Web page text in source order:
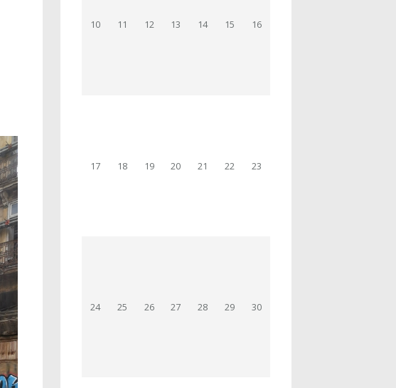
10 11 12 13 14 15 16
17 18 19 20 21 22 23
24 25 26 27 28 29 30